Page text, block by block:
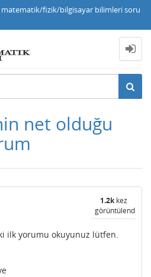
fizik/bilgisayar bilimleri soru
net olduğu
1.2kkez
görüntülendi
ilk yorumu okuyunuz lütfen.